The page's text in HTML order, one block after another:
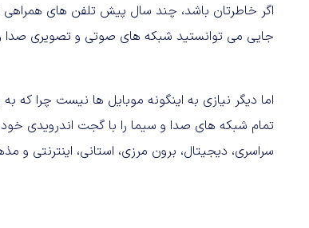
اگر خاطرتان باشد، چند سال پیش تلفن های
جایی می توانستید شبکه های صوتی و تصویری صدا و
اما دیگر نیازی به اینگونه موبایل ها نیست چرا که
سراسری، دیجیتال، برون مرزی، استانی، اینترنتی و مذهبی) و ۶۲ شبکه رادیو را از طریق